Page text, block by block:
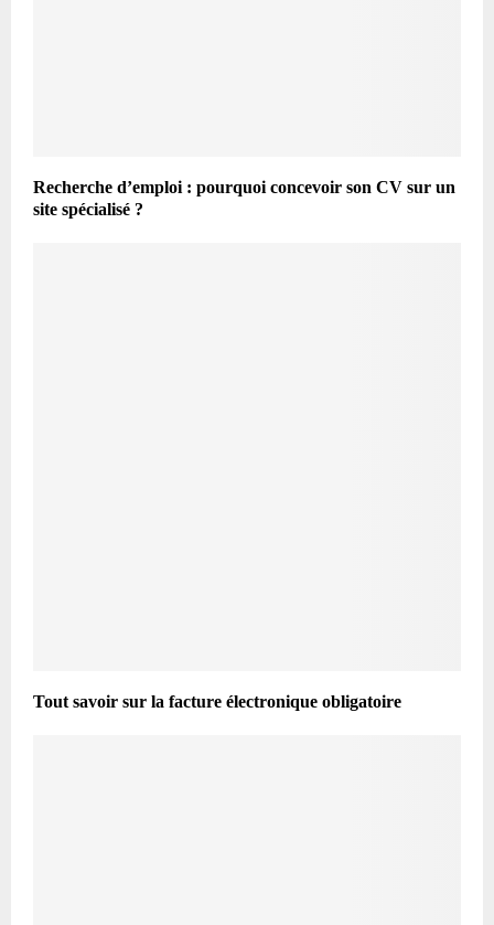
Recherche d’emploi : pourquoi concevoir son CV sur un
site spécialisé ?
Tout savoir sur la facture électronique obligatoire